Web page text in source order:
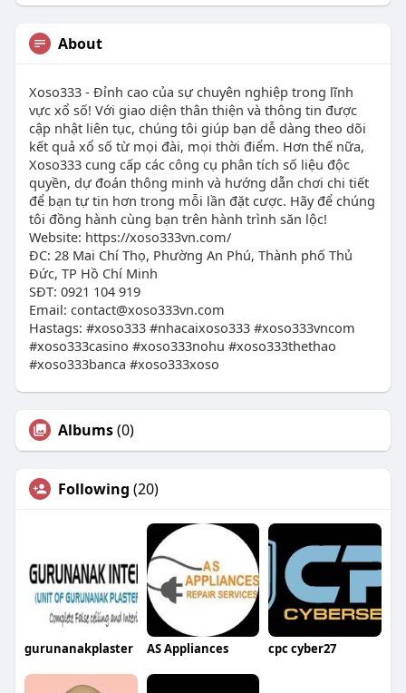
About
Xoso333 - Đỉnh cao của sự chuyên nghiệp trong lĩnh
vực xổ số! Với giao diện thân thiện và thông tin được
cập nhật liên tục, chúng tôi giúp bạn dễ dàng theo dõi
kết quả xổ số từ mọi đài, mọi thời điểm. Hơn thế nữa,
Xoso333 cung cấp các công cụ phân tích số liệu độc
quyền, dự đoán thông minh và hướng dẫn chơi chi tiết
để bạn tự tin hơn trong mỗi lần đặt cược. Hãy để chúng
tôi đồng hành cùng bạn trên hành trình săn lộc!
Website: https://xoso333vn.com/
ĐC: 28 Mai Chí Thọ, Phường An Phú, Thành phố Thủ
Đức, TP Hồ Chí Minh
SĐT: 0921 104 919
Email: contact@xoso333vn.com
Hastags: #xoso333 #nhacaixoso333 #xoso333vncom
#xoso333casino #xoso333nohu #xoso333thethao
#xoso333banca #xoso333xoso
Albums(0)
Following (20)
gurunanakplaster AS Appliances cpc cyber27